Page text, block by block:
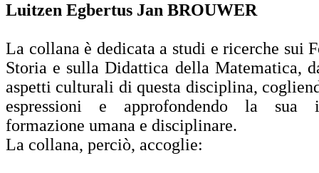
Luitzen Egbertus Jan BROUWER
La collana è dedicata a studi e ricerche sui
Storia e sulla Didattica della Matematica,
aspetti culturali di questa disciplina,
espressioni e approfondendo la sua
formazione umana e disciplinare.
La collana, perciò, accoglie: